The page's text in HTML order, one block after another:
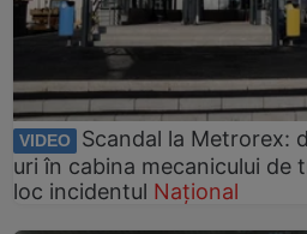
VIDEO
Scandal la Metrorex:
uri în cabina mecanicului de
loc incidentul Național